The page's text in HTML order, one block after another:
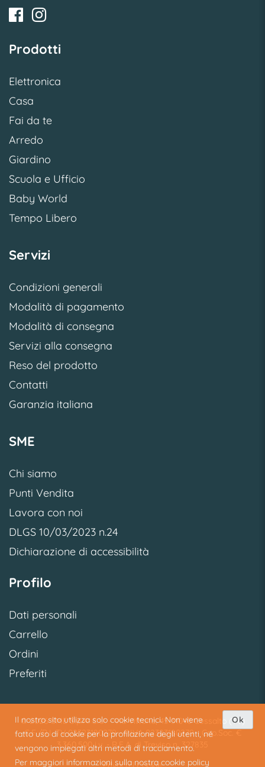
Il nostro sito utilizza solo cookie tecnici. Non viene
fatto uso di cookie per la profilazione degli utenti, né
vengono impiegati altri metodi di tracciamento.
Per maggiori informazioni sulla nostra cookie policy
Ok
Prodotti
Elettronica
Casa
Fai da te
Arredo
Giardino
Scuola e Ufficio
Baby World
Tempo Libero
Servizi
Condizioni generali
Modalità di pagamento
Modalità di consegna
Servizi alla consegna
Reso del prodotto
Contatti
Garanzia italiana
SME
Chi siamo
Punti Vendita
Lavora con noi
DLGS 10/03/2023 n.24
Dichiarazione di accessibilità
Profilo
Dati personali
Carrello
Ordini
Preferiti
© 2026 SME S.p.A. S.U. - Via Vittoria, 45 31040 Cessalto (TV)
C.F./R.I. TV 02323180279 - P.IVA 02323180279 - Cap.Soc. €
3.360.500 i.v. - R.E.A. di Treviso n. 327835